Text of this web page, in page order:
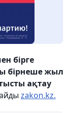
бірге
бірнеше жыл
ақтау
zakon.kz.